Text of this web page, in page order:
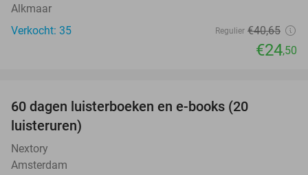
Alkmaar
Verkocht: 35
Regulier €40,65
€24,50
60 dagen luisterboeken en e-books (20
luisteruren)
Nextory
Amsterdam